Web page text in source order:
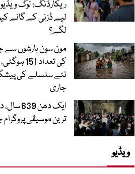
ریکارڈنگ: لوگ
لیے ڈزنی کے گانے
لگے؟
مون سون بارشوں سے
نئے سلسلے کی
جاری
ایک دھن
ترین موسیقی
ویڈیو